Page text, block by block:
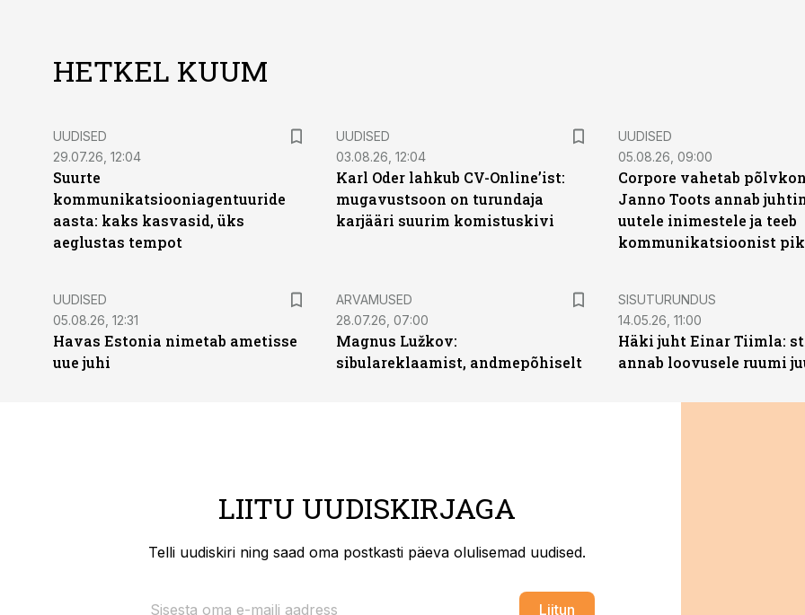
HETKEL KUUM
UUDISED
29.07.26, 12:04
Suurte
kommunikatsiooniagentuuride
aasta: kaks kasvasid, üks
aeglustas tempot
UUDISED
03.08.26, 12:04
Karl Oder lahkub CV-Online’ist:
mugavustsoon on turundaja
karjääri suurim komistuskivi
UUDISED
05.08.26, 09:00
Corpore vahetab
Janno Toots annab
uutele inimestele ja teeb
kommunikatsioonist
UUDISED
05.08.26, 12:31
Havas Estonia nimetab ametisse
uue juhi
ARVAMUSED
28.07.26, 07:00
Magnus Lužkov:
sibulareklaamist, andmepõhiselt
ST
SISUTURUNDUS
14.05.26, 11:00
Häki juht Einar Tiimla:
annab loovusele ruumi
LIITU UUDISKIRJAGA
Telli uudiskiri ning saad oma postkasti päeva olulisemad uudised.
Liitun